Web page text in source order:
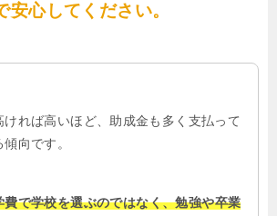
安心してください。
ければ高いほど、助成金も多く支払って
向です。
費で学校を選ぶのではなく、勉強や卒業